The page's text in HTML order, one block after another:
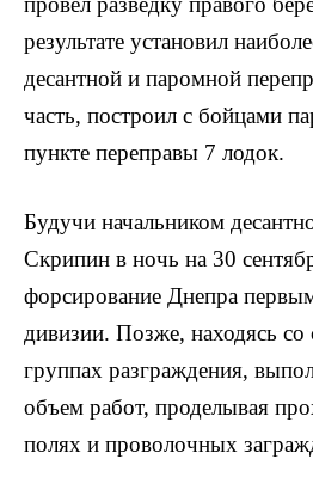
результате установил
десант­ной и паромной
часть, построил с бойца­ми
пункте переправы 7 лодок.
Будучи начальником
Скрипин в ночь на 30
форсирование Днепра
дивизии. Позже, находясь
группах разграждения,
объем работ, проделывая
полях и проволочных